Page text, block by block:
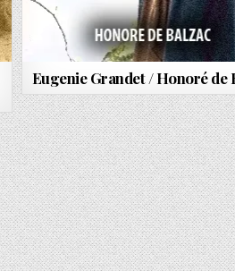
Eugenie Grandet / Honoré de